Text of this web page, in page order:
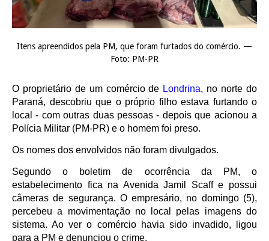
Itens apreendidos pela PM, que foram furtados do comércio. —
Foto: PM-PR
O proprietário de um comércio de Londrina, no norte do
Paraná, descobriu que o próprio filho estava furtando o
local - com outras duas pessoas - depois que acionou a
Polícia Militar (PM-PR) e o homem foi preso.
Os nomes dos envolvidos não foram divulgados.
Segundo o boletim de ocorrência da PM, o
estabelecimento fica na Avenida Jamil Scaff e possui
câmeras de segurança. O empresário, no domingo (5),
percebeu a movimentação no local pelas imagens do
sistema. Ao ver o comércio havia sido invadido, ligou
para a PM e denunciou o crime.